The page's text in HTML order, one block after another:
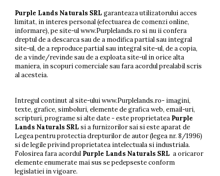
Purple Lands Naturals SRL garanteaza utilizatorului acces
limitat, in interes personal (efectuarea de comenzi online,
informare), pe site-ul www.Purplelands.ro si nu ii confera
dreptul de a descarca sau de a modifica partial sau integral
site-ul, de a reproduce partial sau integral site-ul, de a copia,
de a vinde/revinde sau de a exploata site-ul in orice alta
maniera, in scopuri comerciale sau fara acordul prealabil scris
al acesteia.
Intregul continut al site-ului www.Purplelands.ro- imagini,
texte, grafice, simboluri, elemente de grafica web, email-uri,
scripturi, programe si alte date - este proprietatea Purple
Lands Naturals SRL si a furnizorilor sai si este aparat de
Legea pentru protectia drepturilor de autor (legea nr. 8/1996)
si de legile privind proprietatea intelectuala si industriala.
Folosirea fara acordul Purple Lands Naturals SRL a oricaror
elemente enumerate mai sus se pedepseste conform
legislatiei in vigoare.